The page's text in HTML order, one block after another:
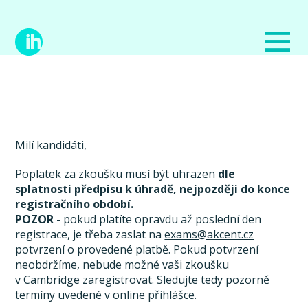
Milí kandidáti,
Poplatek za zkoušku musí být uhrazen dle
splatnosti předpisu k úhradě, nejpozději do konce
registračního období.
POZOR - pokud platíte opravdu až poslední den
registrace, je třeba zaslat naexams@akcent.cz
potvrzení o provedené platbě. Pokud potvrzení
neobdržíme, nebude možné vaši zkoušku
v Cambridge zaregistrovat. Sledujte tedy pozorně
termíny uvedené v online přihlášce.